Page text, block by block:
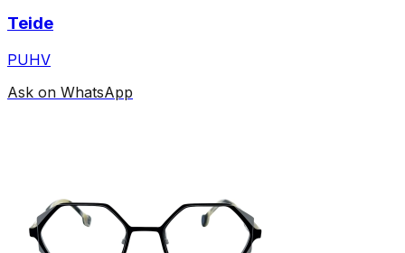
Teide
PUHV
Ask on WhatsApp